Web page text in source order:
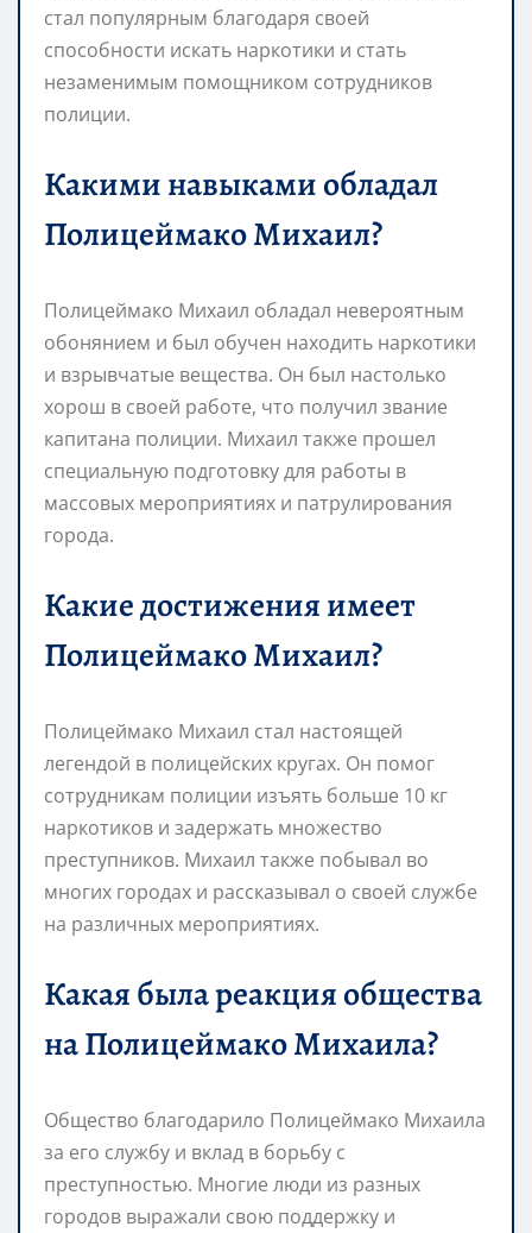
стал популярным благодаря своей
способности искать наркотики и стать
незаменимым помощником сотрудников
полиции.
Какими навыками обладал
Полицеймако Михаил?
Полицеймако Михаил обладал невероятным
обонянием и был обучен находить наркотики
и взрывчатые вещества. Он был настолько
хорош в своей работе, что получил звание
капитана полиции. Михаил также прошел
специальную подготовку для работы в
массовых мероприятиях и патрулирования
города.
Какие достижения имеет
Полицеймако Михаил?
Полицеймако Михаил стал настоящей
легендой в полицейских кругах. Он помог
сотрудникам полиции изъять больше 10 кг
наркотиков и задержать множество
преступников. Михаил также побывал во
многих городах и рассказывал о своей службе
на различных мероприятиях.
Какая была реакция общества
на Полицеймако Михаила?
Общество благодарило Полицеймако Михаила
за его службу и вклад в борьбу с
преступностью. Многие люди из разных
городов выражали свою поддержку и